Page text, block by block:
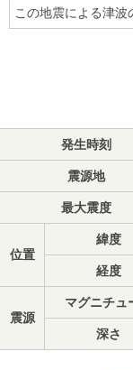
この地震による津波
発生時刻
震源地
最大震度
位置
緯度
経度
震源
マグニチュ
深さ